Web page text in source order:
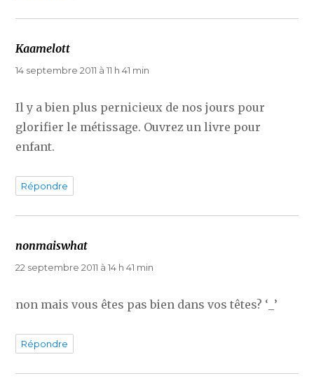
Kaamelott
14 septembre 2011 à 11 h 41 min
Il y a bien plus pernicieux de nos jours pour
glorifier le métissage. Ouvrez un livre pour
enfant.
Répondre
nonmaiswhat
22 septembre 2011 à 14 h 41 min
non mais vous êtes pas bien dans vos têtes? ‘_’
Répondre